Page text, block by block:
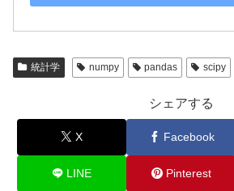
統計学 numpy pandas scipy
シェアする
X Facebook
LINE Pinterest